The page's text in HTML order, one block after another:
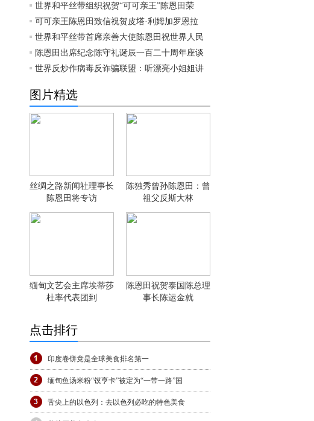
世界和平丝带组织祝贺“可可亲王”陈恩田荣
可可亲王陈恩田致信祝贺皮塔·利姆加罗恩拉
世界和平丝带首席亲善大使陈恩田祝世界人民
陈恩田出席纪念陈守礼诞辰一百二十周年座谈
世界反炒作病毒反诈骗联盟：听漂亮小姐姐讲
图片精选
丝绸之路新闻社理事长
陈恩田将专访
陈独秀曾孙陈恩田：曾
祖父反斯大林
缅甸文艺会主席埃蒂莎
杜率代表团到
陈恩田祝贺泰国陈总理
事长陈运金就
点击排行
印度卷饼竟是全球美食排名第一
缅甸鱼汤米粉“馍亨卡”被定为“一带一路”国
舌尖上的以色列：去以色列必吃的特色美食